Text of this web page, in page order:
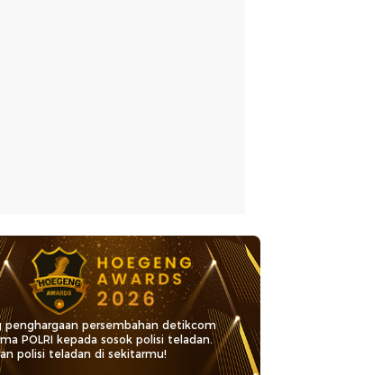
penghargaan persembahan detikcom
POLRI kepada sosok polisi teladan.
polisi teladan di sekitarmu!